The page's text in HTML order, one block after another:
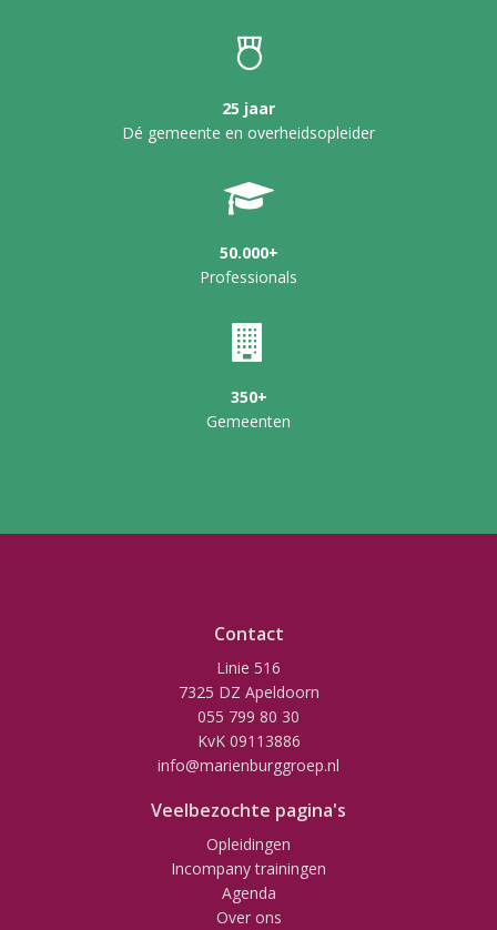
25 jaar
Dé gemeente en overheidsopleider
50.000+
Professionals
350+
Gemeenten
Contact
Linie 516
7325 DZ Apeldoorn
055 799 80 30
KvK 09113886
info@marienburggroep.nl
Veelbezochte pagina's
Opleidingen
Incompany trainingen
Agenda
Over ons